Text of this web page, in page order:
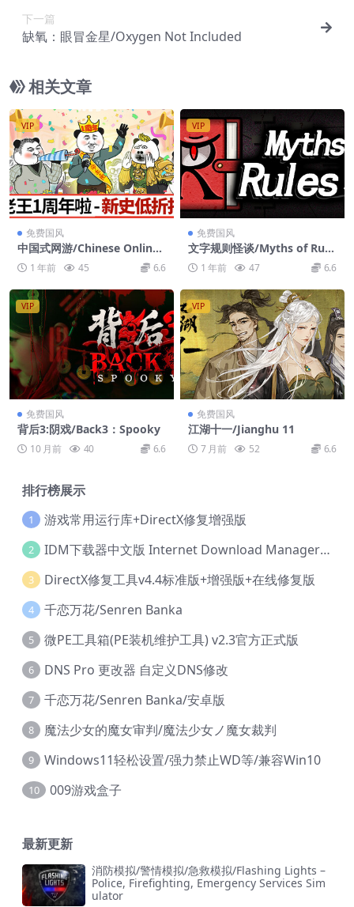
下一篇
缺氧：眼冒金星/Oxygen Not Included
相关文章
VIP
免费国风
中国式网游/Chinese Online
Game1 年前 45 6.6
VIP
免费国风
文字规则怪谈/Myths of Rule
s 1 年前 47 6.6
VIP
免费国风
背后3:阴戏/Back3：Spooky
10 月前 40 6.6
VIP
免费国风
江湖十一/Jianghu 11
7 月前 52 6.6
排行榜展示
1 游戏常用运行库+DirectX修复增强版
2 IDM下载器中文版 Internet Download Manager v6.42.36 IDM
3 DirectX修复工具v4.4标准版+增强版+在线修复版
4 千恋万花/Senren Banka
5 微PE工具箱(PE装机维护工具) v2.3官方正式版
6 DNS Pro 更改器 自定义DNS修改
7 千恋万花/Senren Banka/安卓版
8 魔法少女的魔女审判/魔法少女ノ魔女裁判
9 Windows11轻松设置/强力禁止WD等/兼容Win10
10 009游戏盒子
最新更新
消防模拟/警情模拟/急救模拟/Flashing Lights –
Police, Firefighting, Emergency Services Sim
ulator